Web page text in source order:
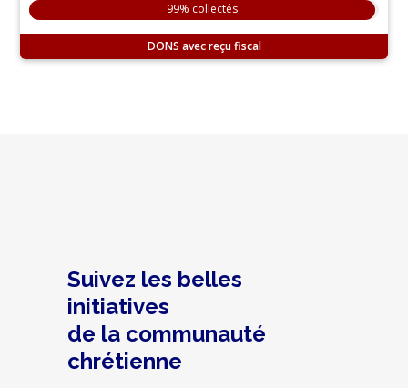
99% collectés
DONS
Suivez les belles
initiatives
de la communauté
chrétienne